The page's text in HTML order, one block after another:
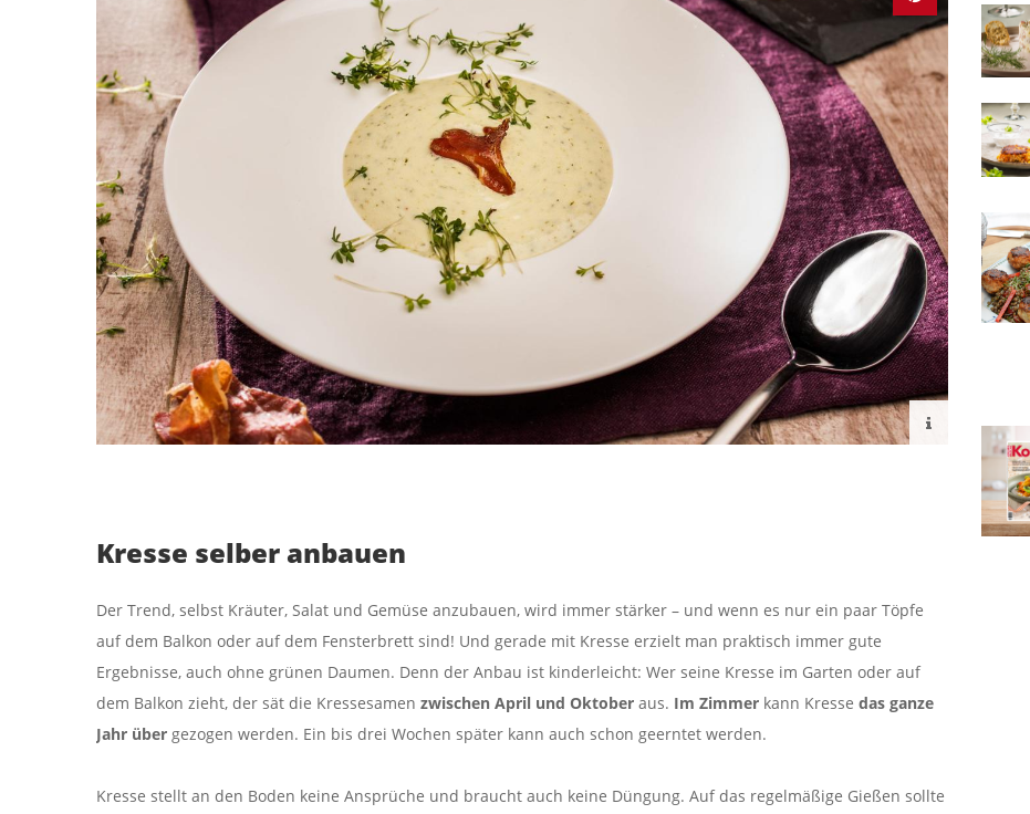
Kresse selber anbauen
Der Trend, selbst Kräuter, Salat und Gemüse anzubauen, wird immer stärker – und wenn es nur ein paar Töpfe
auf dem Balkon oder auf dem Fensterbrett sind! Und gerade mit Kresse erzielt man praktisch immer gute
Ergebnisse, auch ohne grünen Daumen. Denn der Anbau ist kinderleicht: Wer seine Kresse im Garten oder auf
dem Balkon zieht, der sät die Kressesamen zwischen April und Oktober aus. Im Zimmer kann Kresse das ganze
Jahr über gezogen werden. Ein bis drei Wochen später kann auch schon geerntet werden.
Kresse stellt an den Boden keine Ansprüche und braucht auch keine Düngung. Auf das regelmäßige Gießen sollte